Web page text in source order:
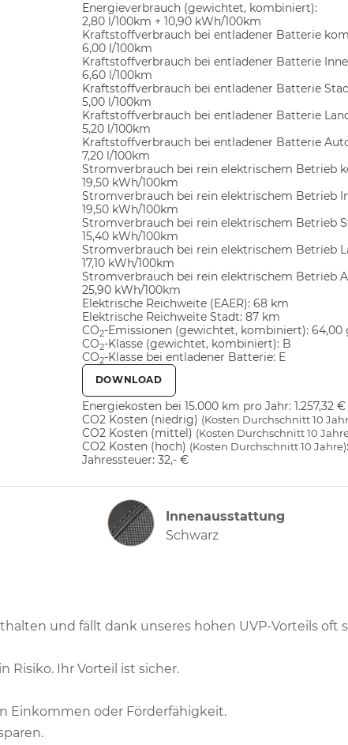
Energieverbrauch (gewichtet, kombiniert):
2,80 l/100km + 10,90 kWh/100km
Kraftstoffverbrauch bei entladener Batterie
6,00 l/100km
Kraftstoffverbrauch bei entladener Batterie
6,60 l/100km
Kraftstoffverbrauch bei entladener Batterie
5,00 l/100km
Kraftstoffverbrauch bei entladener Batterie
5,20 l/100km
Kraftstoffverbrauch bei entladener Batterie
7,20 l/100km
Stromverbrauch bei rein elektrischem Betrieb
19,50 kWh/100km
Stromverbrauch bei rein elektrischem Betrieb
19,50 kWh/100km
Stromverbrauch bei rein elektrischem Betrieb
15,40 kWh/100km
Stromverbrauch bei rein elektrischem Betrieb
17,10 kWh/100km
Stromverbrauch bei rein elektrischem Betrieb
25,90 kWh/100km
Elektrische Reichweite (EAER): 68 km
Elektrische Reichweite Stadt: 87 km
CO2-Emissionen (gewichtet, kombiniert): 64,00
CO2-Klasse (gewichtet, kombiniert): B
CO2-Klasse bei entladener Batterie: E
DOWNLOAD
Energiekosten bei 15.000 km pro Jahr: 1.257,32 €
CO2 Kosten (niedrig) (Kosten Durchschnitt 10
CO2 Kosten (mittel) (Kosten Durchschnitt 10
CO2 Kosten (hoch) (Kosten Durchschnitt 10 Jahre):
Jahressteuer: 32,- €
Innenausstattung
Innenausstattung
Schwarz
und fällt dank unseres hohen UVP-Vorteils oft
Risiko. Ihr Vorteil ist sicher.
Einkommen oder Förderfähigkeit.